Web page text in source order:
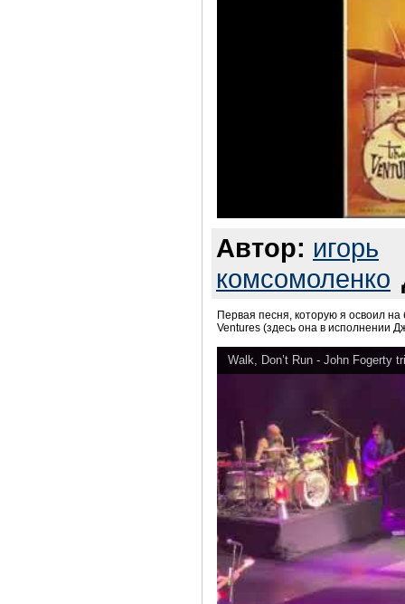
Автор: игорь
комсомоленко
Первая песня, которую я освоил
Ventures (здесь она в исполнении
Walk, Don’t Run - John Fogerty